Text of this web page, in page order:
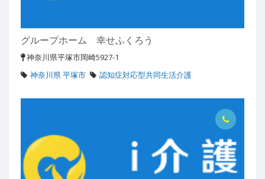
グループホーム 幸せふくろう
神奈川県平塚市岡崎5927-1
神奈川県 平塚市
認知症対応型共同生活介護